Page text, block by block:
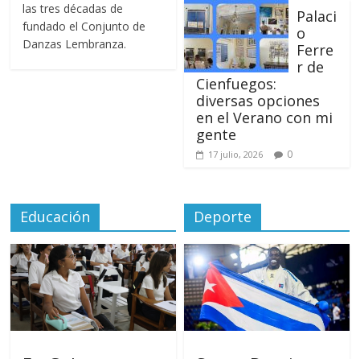
las tres décadas de
fundado el Conjunto de
Danzas Lembranza.
Palaci
o
Ferre
r de
Cienfuegos:
diversas opciones
en el Verano con mi
gente
17 julio, 2026 0
Educación Deporte